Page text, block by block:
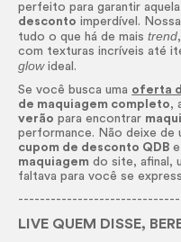
perfeito para garantir aquela
desconto imperdível. Nossa
tudo o que há de maistrend
com texturas incríveis até
glowideal.
Se você busca uma oferta
de maquiagem completo,
verão para encontrar
performance. Não deixe de
cupom de desconto QDB
maquiagem do site, afinal,
faltava para você se
LIVE QUEM DISSE,